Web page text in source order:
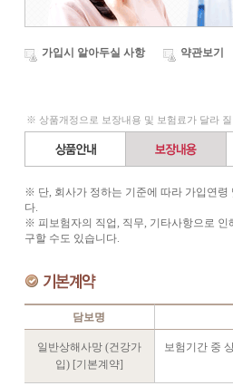
가입시 알아두실 사항 약관보기
※ 상품개정으로 보장내용 및 보험료가 달라 질
※ 단, 회사가 정하는 기준에 따라 가입연령
다.
※ 피보험자의 직업, 직무, 기타사항으로 인
구할 수도 있습니다.
담보명
일반상해사망 (건강가
입) [기본계약]
보험기간 중